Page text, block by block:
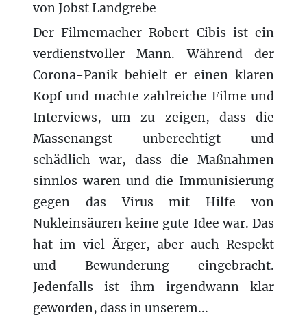
von Jobst Landgrebe
Der Filmemacher Robert Cibis ist ein
verdienstvoller Mann. Während der
Corona-Panik behielt er einen klaren
Kopf und machte zahlreiche Filme und
Interviews, um zu zeigen, dass die
Massenangst unberechtigt und
schädlich war, dass die Maßnahmen
sinnlos waren und die Immunisierung
gegen das Virus mit Hilfe von
Nukleinsäuren keine gute Idee war. Das
hat im viel Ärger, aber auch Respekt
und Bewunderung eingebracht.
Jedenfalls ist ihm irgendwann klar
geworden, dass in unserem...